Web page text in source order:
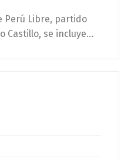
Perú Libre, partido
Castillo, se incluye...